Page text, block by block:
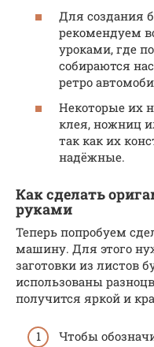
Для создания
рекомендуем
уроками, где
собираются
ретро
Некоторые их
клея, ножниц
так как их
надёжные.
Как сделать
руками
Теперь попробуем
машину. Для этого
заготовки из листов
использованы
получится яркой и
Чтобы